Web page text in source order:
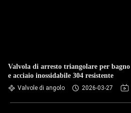
Valvola di arresto triangolare per
e acciaio inossidabile 304 resistente
Valvole di angolo 2026-03-27